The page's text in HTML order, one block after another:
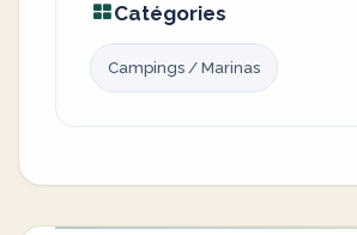
Catégories
Campings / Marinas